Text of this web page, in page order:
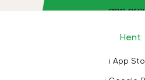
Hent
i App